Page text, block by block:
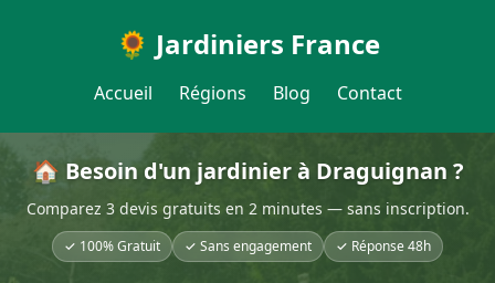
🌻 Jardiniers France
Accueil Régions Blog Contact
🏠 Besoin d'un jardinier à Draguignan ?
Comparez 3 devis gratuits en 2 minutes — sans inscription.
✓ 100% Gratuit ✓ Sans engagement ✓ Réponse 48h